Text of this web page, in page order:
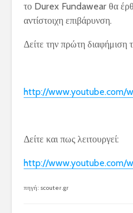
το Durex Fundawear θα
αντίστοιχη επιβάρυνση.
Δείτε την πρώτη
http://www.youtube.com/
Δείτε και πως λειτουργεί:
http://www.youtube.com/
πηγή: scouter.gr